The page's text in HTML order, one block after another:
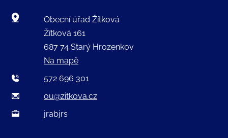
Obecní úřad Žítková
Žítková 161
687 74 Starý Hrozenkov
Na mapě
572 696 301
ou@zitkova.cz
jrabjrs